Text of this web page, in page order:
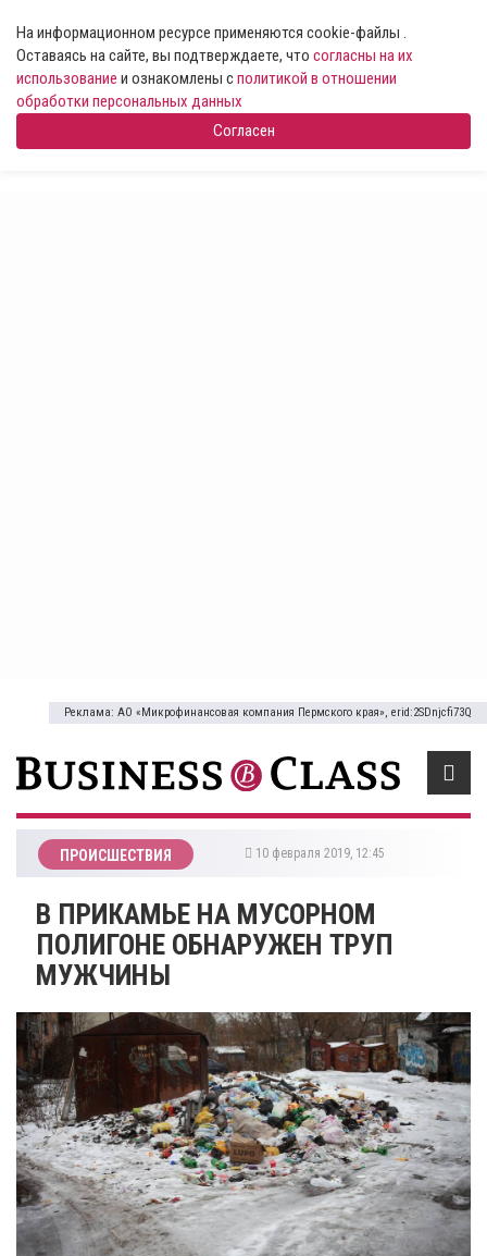
На информационном ресурсе применяются cookie-файлы .
Оставаясь на сайте, вы подтверждаете, что согласны на их
использование и ознакомлены сполитикой в отношении
обработки персональных данных
Согласен
Реклама: АО «Микрофинансовая компания Пермского края», erid:2SDnjcfi73Q
ПРОИСШЕСТВИЯ 10 февраля 2019, 12:45
В ПРИКАМЬЕ НА МУСОРНОМ
ПОЛИГОНЕ ОБНАРУЖЕН ТРУП
МУЖЧИНЫ